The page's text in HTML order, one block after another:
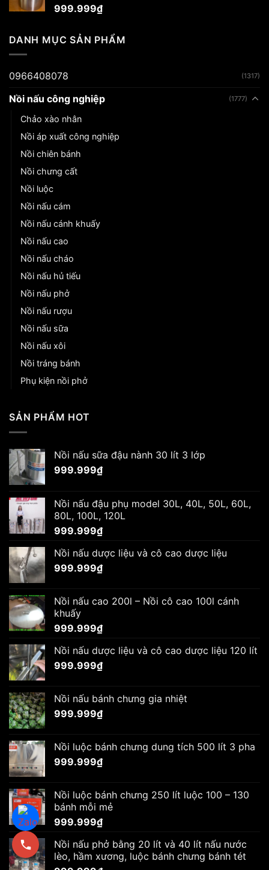
999.999₫
DANH MỤC SẢN PHẨM
0966408078 (1317)
Nồi nấu công nghiệp (1777)
Chảo xào nhân
Nồi áp xuất công nghiệp
Nồi chiên bánh
Nồi chưng cất
Nồi luộc
Nồi nấu cám
Nồi nấu cánh khuấy
Nồi nấu cao
Nồi nấu cháo
Nồi nấu hủ tiếu
Nồi nấu phở
Nồi nấu rượu
Nồi nấu sữa
Nồi nấu xôi
Nồi tráng bánh
Phụ kiện nồi phở
SẢN PHẨM HOT
Nồi nấu sữa đậu nành 30 lít 3 lớp
999.999₫
Nồi nấu đậu phụ model 30L, 40L, 50L, 60L,
80L, 100L, 120L
999.999₫
Nồi nấu dược liệu và cô cao dược liệu
999.999₫
Nồi nấu cao 200l – Nồi cô cao 100l cánh
khuấy
999.999₫
Nồi nấu dược liệu và cô cao dược liệu 120 lít
999.999₫
Nồi nấu bánh chưng gia nhiệt
999.999₫
Nồi luộc bánh chưng dung tích 500 lít 3 pha
999.999₫
Nồi luộc bánh chưng 250 lít luộc 100 – 130
bánh mỗi mẻ
999.999₫
Nồi nấu phở bằng 20 lít và 40 lít nấu nước
lèo, hầm xương, luộc bánh chưng bánh tét